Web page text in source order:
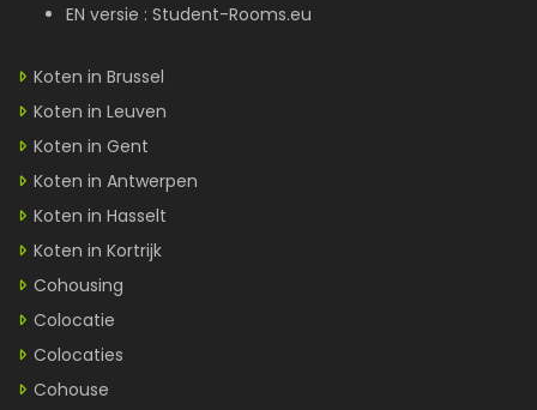
EN versie : Student-Rooms.eu
Koten in Brussel
Koten in Leuven
Koten in Gent
Koten in Antwerpen
Koten in Hasselt
Koten in Kortrijk
Cohousing
Colocatie
Colocaties
Cohouse